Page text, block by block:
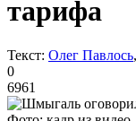
тарифа
Текст: Олег Павлось
0
6961